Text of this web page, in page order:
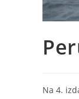
Na 4.